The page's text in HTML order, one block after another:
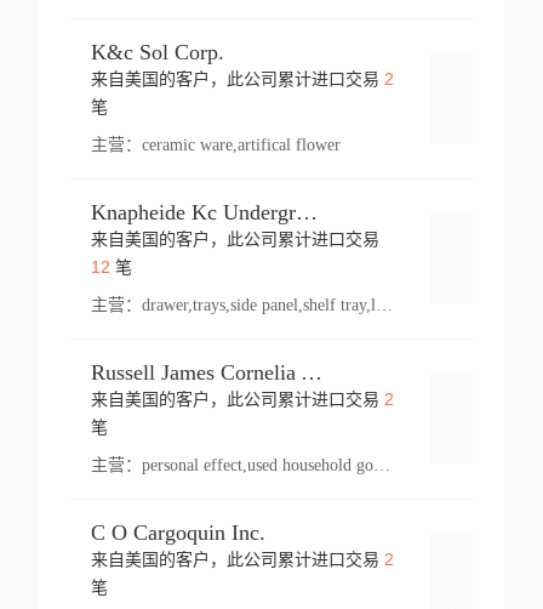
K&c Sol Corp.
来自美国的客户，此公司累计进口交易 2
笔
主营： ceramic ware,artifical flower
Knapheide Kc Underground
来自美国的客户，此公司累计进口交易
12 笔
主营：
Russell James Cornelia Arlington Va
来自美国的客户，此公司累计进口交易 2
笔
主营： personal effect,used household goods
C O Cargoquin Inc.
来自美国的客户，此公司累计进口交易 2
笔